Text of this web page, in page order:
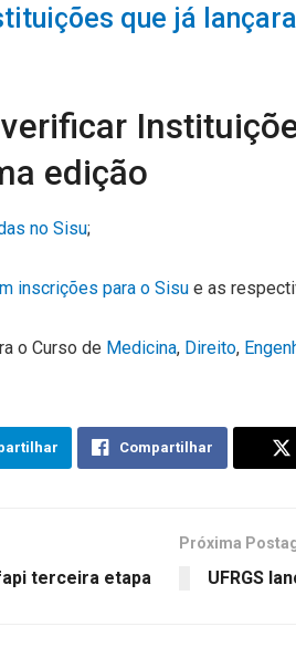
que já
edição
no Sisu;
inscrições para o Sisu e as
o Curso de Medicina, Direito,
Compartilhar
terceira etapa
Próxima
UFRGS